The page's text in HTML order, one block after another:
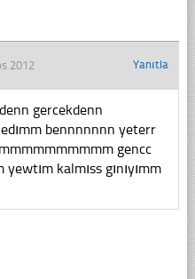
2012 Yanıtla
gercekdenn
bennnnnnn yeterr
gencc
kalmıss gınıyımm